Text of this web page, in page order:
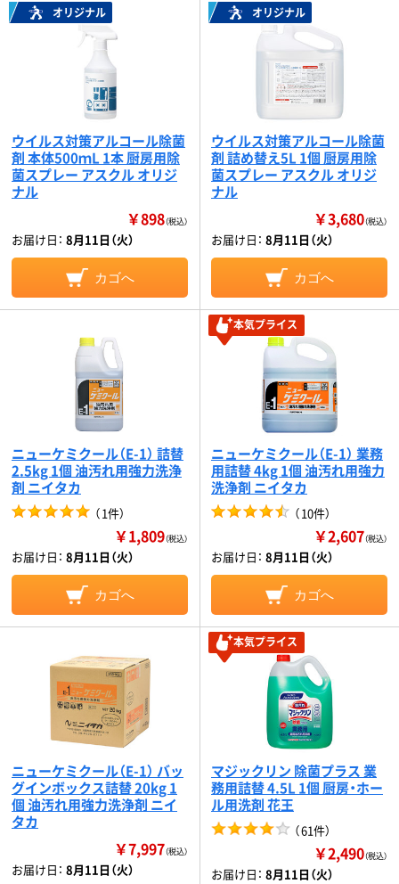
オリジナル
ウイルス対策アルコール除菌
剤 本体500ｍL 1本 厨房用除
菌スプレー アスクル オリジ
ナル
￥898（税込）
お届け日： 8月11日（火）
カゴへ
オリジナル
ウイルス対策アルコール除菌
剤 詰め替え5L 1個 厨房用除
菌スプレー アスクル オリジ
ナル
￥3,680（税込）
お届け日： 8月11日（火）
カゴへ
ニューケミクール（E-1） 詰替
2.5kg 1個 油汚れ用強力洗浄
剤 ニイタカ
（1件）
￥1,809（税込）
お届け日： 8月11日（火）
カゴへ
本気プライス
ニューケミクール（E-1） 業務
用詰替 4kg 1個 油汚れ用強力
洗浄剤 ニイタカ
（10件）
￥2,607（税込）
お届け日： 8月11日（火）
カゴへ
ニューケミクール（E-1） バッ
グインボックス詰替 20kg 1
個 油汚れ用強力洗浄剤 ニイ
タカ
￥7,997（税込）
お届け日： 8月11日（火）
本気プライス
マジックリン 除菌プラス 業
務用詰替 4.5L 1個 厨房・ホー
ル用洗剤 花王
（61件）
￥2,490（税込）
お届け日： 8月11日（火）